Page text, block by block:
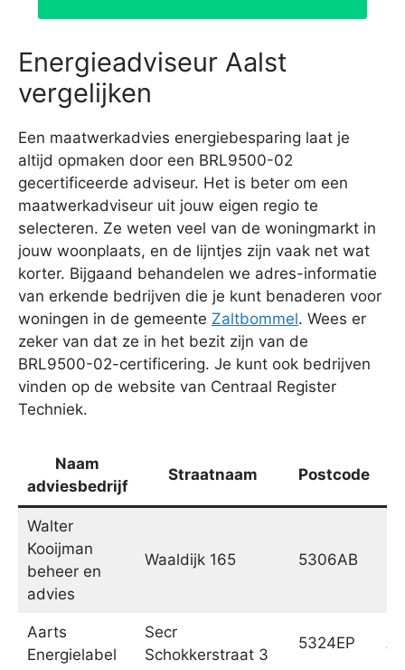
Energieadviseur Aalst
vergelijken
Een maatwerkadvies energiebesparing laat je
altijd opmaken door een BRL9500-02
gecertificeerde adviseur. Het is beter om een
maatwerkadviseur uit jouw eigen regio te
selecteren. Ze weten veel van de woningmarkt in
jouw woonplaats, en de lijntjes zijn vaak net wat
korter. Bijgaand behandelen we adres-informatie
van erkende bedrijven die je kunt benaderen voor
woningen in de gemeente Zaltbommel. Wees er
zeker van dat ze in het bezit zijn van de
BRL9500-02-certificering. Je kunt ook bedrijven
vinden op de website van Centraal Register
Techniek.
Naam
adviesbedrijf
Straatnaam Postcode
Walter
Kooijman
beheer en
advies
Waaldijk 165 5306AB
Aarts
Energielabel
Secr
Schokkerstraat 3
5324EP